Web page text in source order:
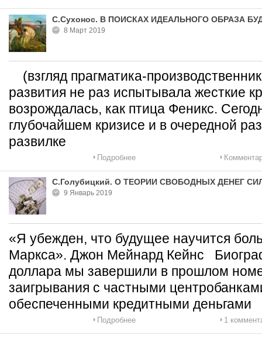
С.Сухонос. В ПОИСКАХ ИДЕАЛЬНОГО ОБРАЗА
8 Март 2019
(взгляд прагматика-
развития не раз испытывала жесткие
возрождалась, как птица Феникс.
глубочайшем кризисе и в очередной
развилке
Подробнее
С.Голубицкий. О ТЕОРИИ СВОБОДНЫХ ДЕНЕГ
9 Январь 2019
«Я убежден, что будущее научится
Маркса». Джон Мейнард Кейнс
доллара мы завершили в прошлом
заигрывания с частными
обеспеченными кредитными деньгами
Подробнее 1